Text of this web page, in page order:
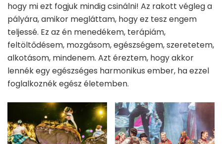
hogy mi ezt fogjuk mindig csinálni! Az rakott végleg a
pályára, amikor megláttam, hogy ez tesz engem
teljessé. Ez az én menedékem, terápiám,
feltöltődésem, mozgásom, egészségem, szeretetem,
alkotásom, mindenem. Azt éreztem, hogy akkor
lennék egy egészséges harmonikus ember, ha ezzel
foglalkoznék egész életemben.